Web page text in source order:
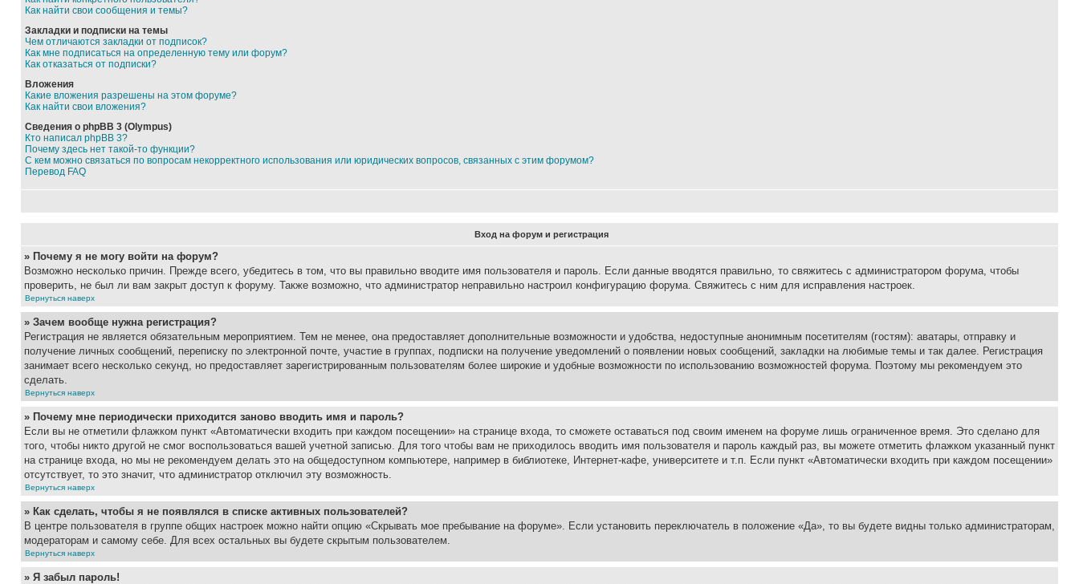
Как найти свои сообщения и темы?
Закладки и подписки на темы
Чем отличаются закладки от подписок?
Как мне подписаться на определенную тему или форум?
Как отказаться от подписки?
Вложения
Какие вложения разрешены на этом форуме?
Как найти свои вложения?
Сведения о phpBB 3 (Olympus)
Кто написал phpBB 3?
Почему здесь нет такой-то функции?
С кем можно связаться по вопросам некорректного использования или юридических вопросов, связанных с этим форумом?
Перевод FAQ
Вход на форум и регистрация
» Почему я не могу войти на форум?
Возможно несколько причин. Прежде всего, убедитесь в том, что вы правильно вводите имя пользователя и пароль. Если данные вводятся правильно, то свяжитесь с администратором форума, чтобы
проверить, не был ли вам закрыт доступ к форуму. Также возможно, что администратор неправильно настроил конфигурацию форума. Свяжитесь с ним для исправления настроек.
Вернуться наверх
» Зачем вообще нужна регистрация?
Регистрация не является обязательным мероприятием. Тем не менее, она предоставляет дополнительные возможности и удобства, недоступные анонимным посетителям (гостям): аватары, отправку и
получение личных сообщений, переписку по электронной почте, участие в группах, подписки на получение уведомлений о появлении новых сообщений, закладки на любимые темы и так далее. Регистрация
занимает всего несколько секунд, но предоставляет зарегистрированным пользователям более широкие и удобные возможности по использованию возможностей форума. Поэтому мы рекомендуем это
сделать.
Вернуться наверх
» Почему мне периодически приходится заново вводить имя и пароль?
Если вы не отметили флажком пункт «Автоматически входить при каждом посещении» на странице входа, то сможете оставаться под своим именем на форуме лишь ограниченное время. Это сделано для
того, чтобы никто другой не смог воспользоваться вашей учетной записью. Для того чтобы вам не приходилось вводить имя пользователя и пароль каждый раз, вы можете отметить флажком указанный пункт
на странице входа, но мы не рекомендуем делать это на общедоступном компьютере, например в библиотеке, Интернет-кафе, университете и т.п. Если пункт «Автоматически входить при каждом посещении»
отсутствует, то это значит, что администратор отключил эту возможность.
Вернуться наверх
» Как сделать, чтобы я не появлялся в списке активных пользователей?
В центре пользователя в группе общих настроек можно найти опцию «Скрывать мое пребывание на форуме». Если установить переключатель в положение «Да», то вы будете видны только администраторам,
модераторам и самому себе. Для всех остальных вы будете скрытым пользователем.
Вернуться наверх
» Я забыл пароль!